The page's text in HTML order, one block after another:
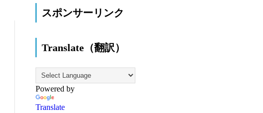
スポンサーリンク
Translate（翻訳）
Powered by
Translate